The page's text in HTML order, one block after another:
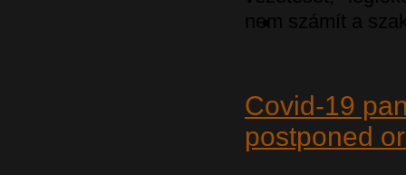
nem számít a
Covid-19
postponed